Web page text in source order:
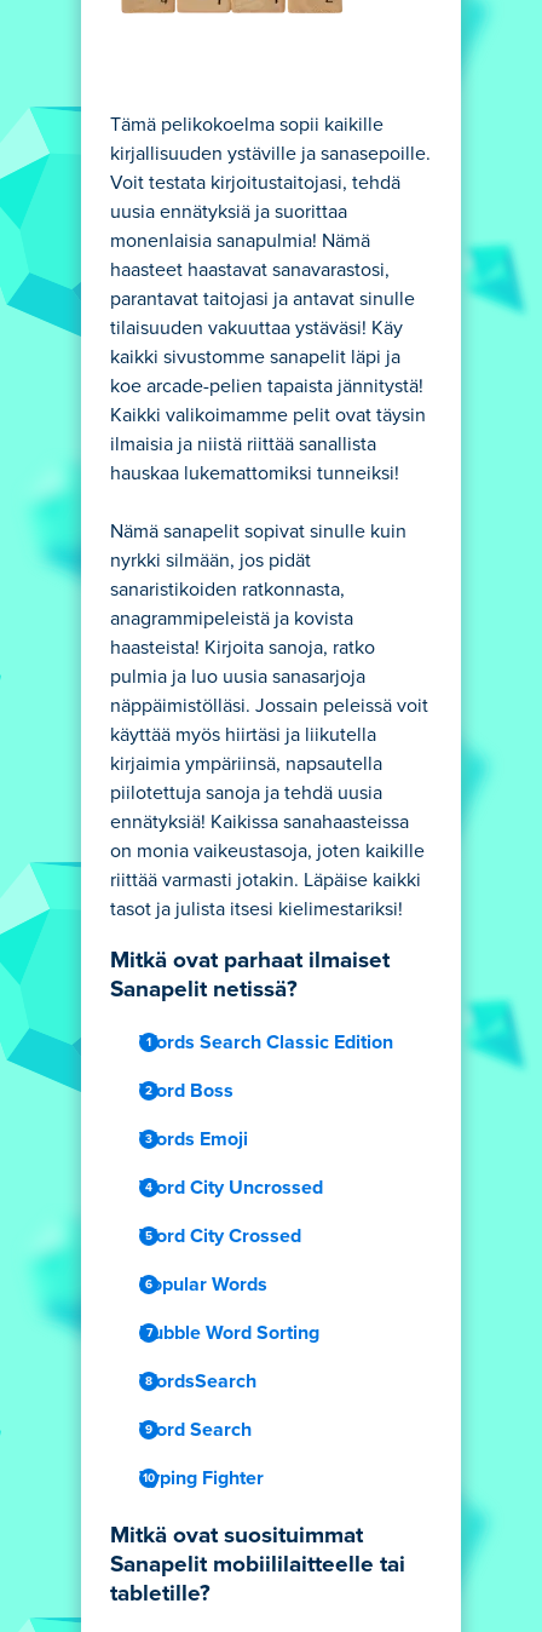
Tämä pelikokoelma sopii kaikille
kirjallisuuden ystäville ja sanasepoille.
Voit testata kirjoitustaitojasi, tehdä
uusia ennätyksiä ja suorittaa
monenlaisia sanapulmia! Nämä
haasteet haastavat sanavarastosi,
parantavat taitojasi ja antavat sinulle
tilaisuuden vakuuttaa ystäväsi! Käy
kaikki sivustomme sanapelit läpi ja
koe arcade-pelien tapaista jännitystä!
Kaikki valikoimamme pelit ovat täysin
ilmaisia ja niistä riittää sanallista
hauskaa lukemattomiksi tunneiksi!
Nämä sanapelit sopivat sinulle kuin
nyrkki silmään, jos pidät
sanaristikoiden ratkonnasta,
anagrammipeleistä ja kovista
haasteista! Kirjoita sanoja, ratko
pulmia ja luo uusia sanasarjoja
näppäimistölläsi. Jossain peleissä voit
käyttää myös hiirtäsi ja liikutella
kirjaimia ympäriinsä, napsautella
piilotettuja sanoja ja tehdä uusia
ennätyksiä! Kaikissa sanahaasteissa
on monia vaikeustasoja, joten kaikille
riittää varmasti jotakin. Läpäise kaikki
tasot ja julista itsesi kielimestariksi!
Mitkä ovat parhaat ilmaiset
Sanapelit netissä?
Words Search Classic Edition
Word Boss
Words Emoji
Word City Uncrossed
Word City Crossed
Popular Words
Bubble Word Sorting
WordsSearch
Word Search
Typing Fighter
Mitkä ovat suosituimmat
Sanapelit mobiililaitteelle tai
tabletille?